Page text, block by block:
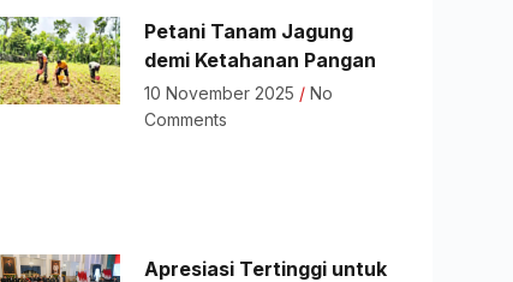
Petani Tanam Jagung
demi Ketahanan Pangan
10 November 2025
No
Comments
Apresiasi Tertinggi untuk